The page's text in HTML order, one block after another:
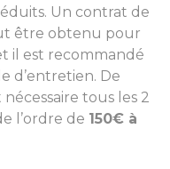
Un contrat de
être obtenu pour
il est recommandé
d’entretien. De
tous les 2
l’ordre de 150€ à